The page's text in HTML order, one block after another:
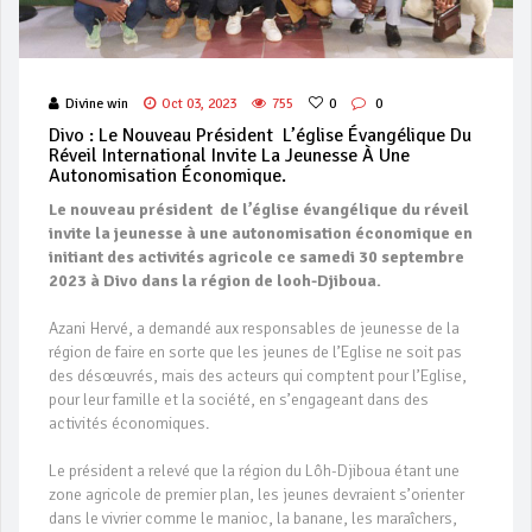
Divine win Oct 03, 2023 755 0 0
Divo : Le Nouveau Président L’église Évangélique Du
Réveil International Invite La Jeunesse À Une
Autonomisation Économique.
Le nouveau président de l’église évangélique du réveil
invite la jeunesse à une autonomisation économique en
initiant des activités agricole ce samedi 30 septembre
2023 à Divo dans la région de looh-Djiboua.
Azani Hervé, a demandé aux responsables de jeunesse de la
région de faire en sorte que les jeunes de l’Eglise ne soit pas
des désœuvrés, mais des acteurs qui comptent pour l’Eglise,
pour leur famille et la société, en s’engageant dans des
activités économiques.
Le président a relevé que la région du Lôh-Djiboua étant une
zone agricole de premier plan, les jeunes devraient s’orienter
dans le vivrier comme le manioc, la banane, les maraîchers,